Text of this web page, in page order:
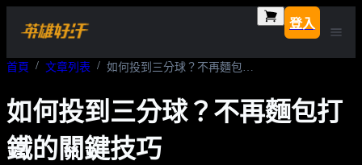
登入
首頁 文章列表 如何投到三分球？不再麵包打鐵的關鍵技巧
如何投到三分球？不再麵包打
鐵的關鍵技巧